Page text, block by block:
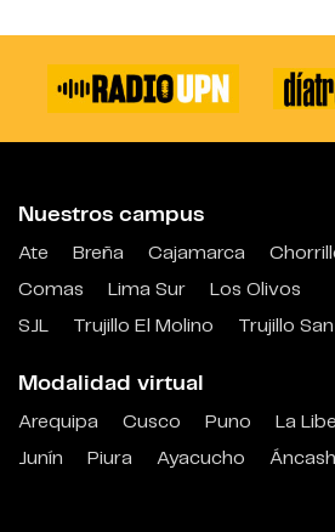
Nuestros campus
Ate Breña Cajamarca
Comas
Lima Sur
Los Olivos
SJL
Trujillo El Molino Trujillo
Modalidad virtual
Arequipa Cusco Puno
La
Junín
Piura Ayacucho Áncash